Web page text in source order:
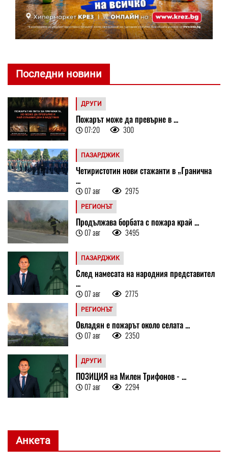
Последни новини
ДРУГИ
Пожарът може да превърне в ...
07:20 300
ПАЗАРДЖИК
Четиристотин нови стажанти в „Гранична
...
07 авг 2975
РЕГИОНЪТ
Продължава борбата с пожара край ...
07 авг 3495
ПАЗАРДЖИК
След намесата на народния представител
...
07 авг 2775
РЕГИОНЪТ
Овладян е пожарът около селата ...
07 авг 2350
ДРУГИ
ПОЗИЦИЯ на Милен Трифонов - ...
07 авг 2294
Анкета